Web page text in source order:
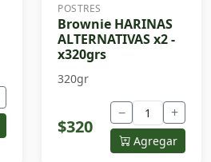
POSTRES
Brownie HARINAS
ALTERNATIVAS x2 -
x320grs
320gr
$320
− +
Agregar